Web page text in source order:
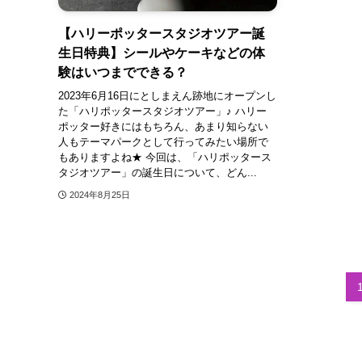
【ハリーポッタースタジオツアー誕
生日特典】シールやケーキなどの体
験はいつまでできる？
2023年6月16日にとしまえん跡地にオープンし
た「ハリポッタースタジオツアー」♪ ハリー
ポッター好きにはもちろん、あまり知らない
人もテーマパークとして行ってみたい場所で
もありますよね★ 今回は、「ハリポッタース
タジオツアー」の誕生日について、どん...
2024年8月25日
1